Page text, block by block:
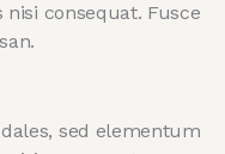
consequat. Fusce
sed elementum